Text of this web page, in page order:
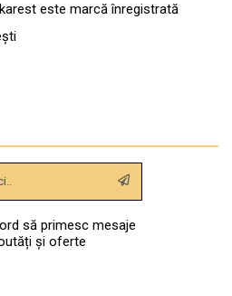
este marcă înregistrată
să primesc mesaje
și oferte